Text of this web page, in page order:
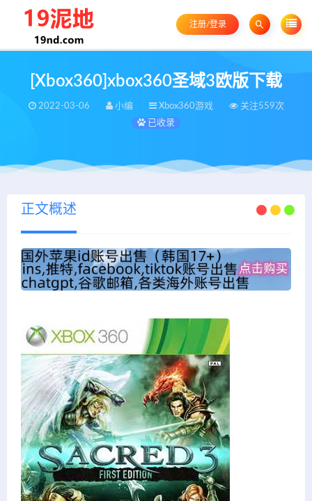
注册/登录
[Xbox360]xbox360圣域3欧版下载
2022-03-06 小编 Xbox360游戏
关注559次
已收录
正文概述